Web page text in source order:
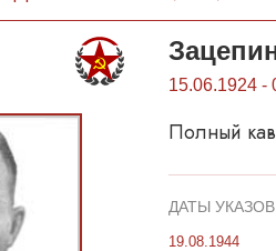
15.06.1924 -
Полный
ДАТЫ УКАЗОВ
19.08.1944